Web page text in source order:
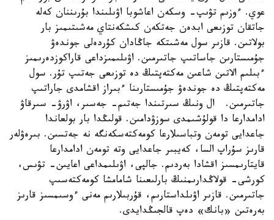
عوي. ءوزىم تۋىپ- وسكەن اعاشوبا اۋىلىندا بۇرىننان كەلە
جاتقان توزىعى ابدەن جەتكەن كىشكەنتاي مەشىتىمىز بار
بولاتىن. قازىر سول مەشىتكە جاڭادان كۇردەلى جوندەۋ
جۇمىستارىن جاساتىپ جاتىرمىن. اۋىلىمىزداعى قاراكوزدەرىمىز
ءبىلىم الاتىن شاعىن مەكتەپتىڭ دە توزىعى جەتىپ تۇر. سول
مەكتەپتىڭ دە جوندەۋ جۇمىستارىنا ءبىراز اقشامدى جاراتىپ
جاتىرمىن. ال ونىڭ سىرتىندا جەتىم- جەسىر، اۋرۋ- سىرقاۋ
ادامدارعا دا قولۇشىمدى سوزۋدامىن. قولىڭدا بار بولعاندا
جاعدايى تومەن وتباسىلارعا كومەكتەسكەنگە نە جەتسىن. بىرەۋلەر
قارىز سۇراپ السا، كەيبىر جاعدايى وتە تومەن ادامدارعا
قايتارىمسىز اقشادا بەردىم. جالپى، اۋىلىمداعى اعايىن- تۋىس،
كورشى- قولاڭدارىمنىڭ بارلىعىنا شامامشا كومەكتەسىپ
جاتىرمىن. قازىر اۋىلداستارىم، قۇربىلارىم مەنى ءوسىمسىز قارىز
بەرەتىن «بانك» دەپ قالجىڭدايدى.